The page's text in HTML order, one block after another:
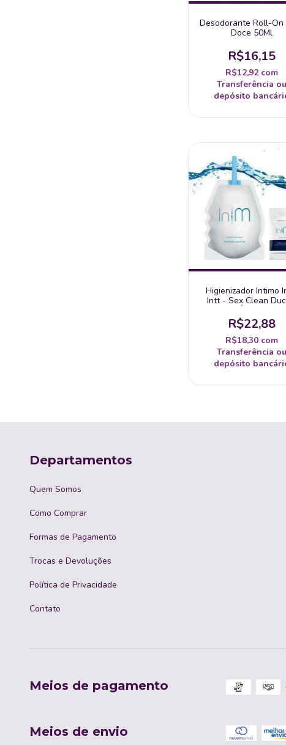
Desodorante Roll-On
Doce 50Ml
R$16,15
R$12,92 com
Transferência ou
depósito
Higienizador Intimo
Intt - Sex Clean
R$22,88
R$18,30 com
Transferência ou
depósito
Departamentos
Quem Somos
Como Comprar
Formas de Pagamento
Trocas e Devoluções
Política de Privacidade
Contato
Meios de pagamento
Meios de envio